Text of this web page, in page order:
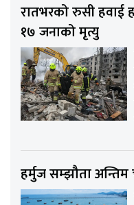
रातभरको रुसी हवाई
१७ जनाको मृत्यु
हर्मुज सम्झौता